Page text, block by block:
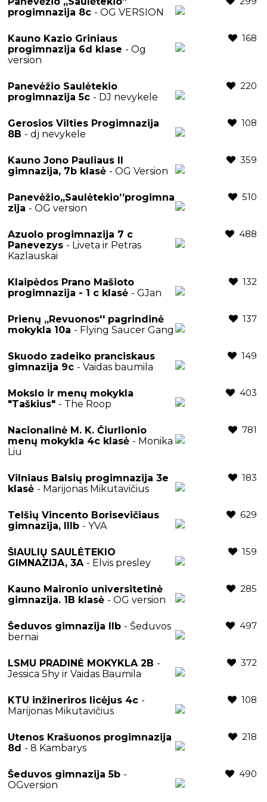
progimnazija 8c - OG VERSION
Kauno Kazio Griniaus
progimnazija 6d klase - Og
version
168
Panevėžio Saulėtekio
progimnazija 5c - DJ nevykele
220
Gerosios Vilties Progimnazija
8B - dj nevykele
108
Kauno Jono Pauliaus II
gimnazija, 7b klasė - OG Version
359
Panevėžio,,Saulėtekio’’progimna
zija - OG version
510
Azuolo progimnazija 7 c
Panevezys - Liveta ir Petras
Kazlauskai
488
Klaipėdos Prano Mašioto
progimnazija - 1 c klasė - GJan
132
Prienų ,,Revuonos'' pagrindinė
mokykla 10a - Flying Saucer Gang
137
Skuodo zadeiko pranciskaus
gimnazija 9c - Vaidas baumila
149
Mokslo ir menų mokykla
"Taškius" - The Roop
403
Nacionalinė M. K. Čiurlionio
menų mokykla 4c klasė - Monika
Liu
781
Vilniaus Balsių progimnazija 3e
klasė - Marijonas Mikutavičius
183
Telšių Vincento Borisevičiaus
gimnazija, IIIb - YVA
629
ŠIAULIŲ SAULĖTEKIO
GIMNAZIJA, 3A - Elvis presley
159
Kauno Maironio universitetinė
gimnazija. 1B klasė - OG version
285
Šeduvos gimnazija IIb - Šeduvos
bernai
497
LSMU PRADINĖ MOKYKLA 2B -
Jessica Shy ir Vaidas Baumila
372
KTU inžineriros licėjus 4c -
Marijonas Mikutavičius
108
Utenos Krašuonos progimnazija
8d - 8 Kambarys
218
Šeduvos gimnazija 5b -
OGversion
490